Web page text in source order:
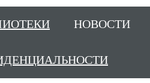
НОВОСТИ